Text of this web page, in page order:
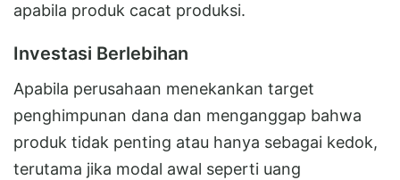
apabila produk cacat produksi.
Investasi Berlebihan
Apabila perusahaan menekankan target
penghimpunan dana dan menganggap bahwa
produk tidak penting atau hanya sebagai kedok,
terutama jika modal awal seperti uang